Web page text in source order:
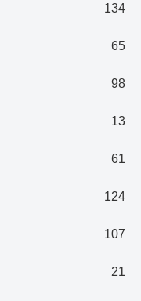
134
65
98
13
61
124
107
21